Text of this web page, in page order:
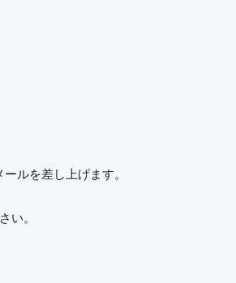
ルを差し上げます。
い。